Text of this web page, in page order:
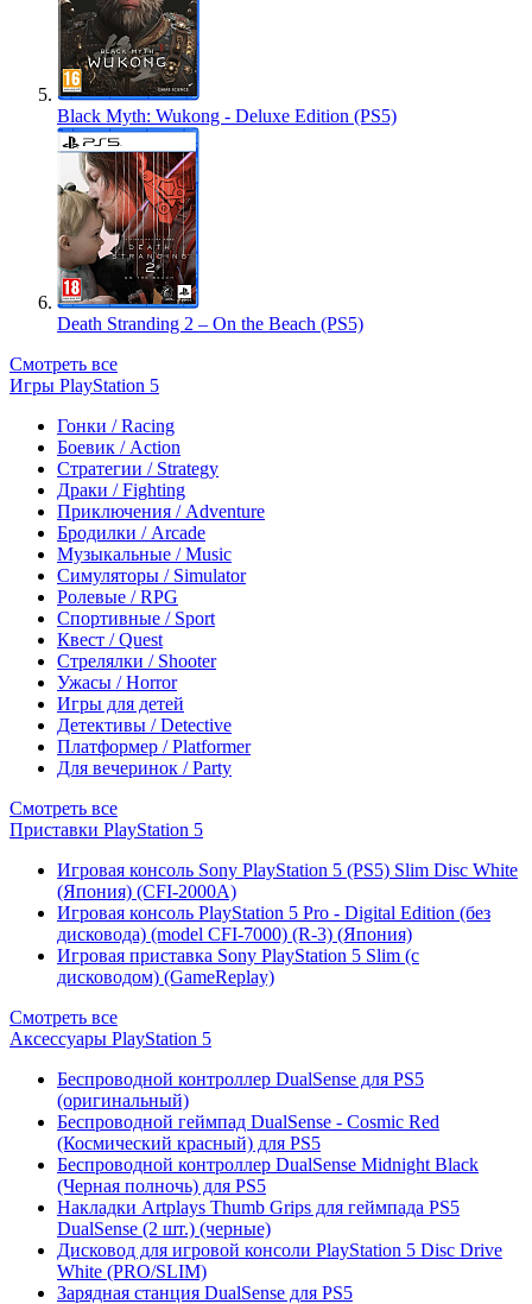
Black Myth: Wukong - Deluxe Edition (PS5)
Death Stranding 2 – On the Beach (PS5)
Смотреть все
Игры PlayStation 5
Гонки / Racing
Боевик / Action
Стратегии / Strategy
Драки / Fighting
Приключения / Adventure
Бродилки / Arcade
Музыкальные / Music
Симуляторы / Simulator
Ролевые / RPG
Спортивные / Sport
Квест / Quest
Стрелялки / Shooter
Ужасы / Horror
Игры для детей
Детективы / Detective
Платформер / Platformer
Для вечеринок / Party
Смотреть все
Приставки PlayStation 5
Игровая консоль Sony PlayStation 5 (PS5) Slim Disc White
(Япония) (CFI-2000A)
Игровая консоль PlayStation 5 Pro - Digital Edition (без
дисковода) (model CFI-7000) (R-3) (Япония)
Игровая приставка Sony PlayStation 5 Slim (с
дисководом) (GameReplay)
Смотреть все
Аксессуары PlayStation 5
Беспроводной контроллер DualSense для PS5
(оригинальный)
Беспроводной геймпад DualSense - Cosmic Red
(Космический красный) для PS5
Беспроводной контроллер DualSense Midnight Black
(Черная полночь) для PS5
Накладки Artplays Thumb Grips для геймпада PS5
DualSense (2 шт.) (черные)
Дисковод для игровой консоли PlayStation 5 Disc Drive
White (PRO/SLIM)
Зарядная станция DualSense для PS5